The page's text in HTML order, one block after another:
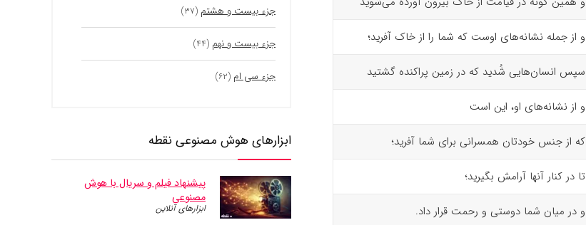
و از جمله نشانه‌های اوست که شما را از خاک آفرید؛
سپس انسان‌هایی شُدید که در زمین پراکنده گشتید
و از نشانه‌های او، این است
که از جنس خودتان همسرانی برای شما آفرید؛
تا در کنار آنها آرامش بگیرید؛
و در میان شما دوستی و رحمت قرار داد.
جزء بیست و هشتم (۳۷)
جزء بیست و نهم (۴۴)
جزء سی ام (۶۲)
ابزارهای هوش مصنوعی نقطه
پیشنهاد فیلم و سریال با هوش
مصنوعی
ابزارهای آنلاین